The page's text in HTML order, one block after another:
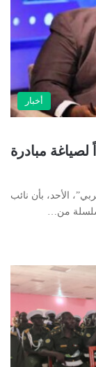
أخبار
مبادرة
الأحد، بأن نائب
سلسلة من…